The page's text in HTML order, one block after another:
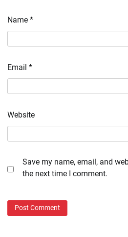
Name *
Email *
Website
Save my name, email, and
the next time I comment.